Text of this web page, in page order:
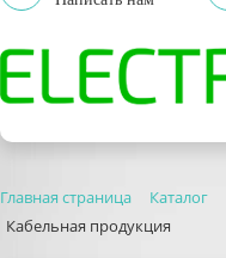
Главная страница Каталог
Кабельная продукция